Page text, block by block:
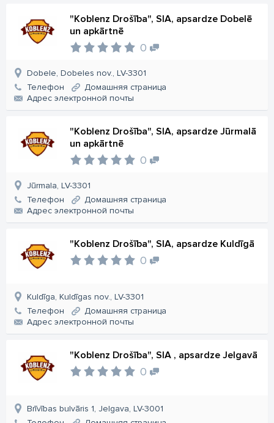
"Koblenz Drošība", SIA, apsardze Dobelē
un apkārtnē
0
Dobele, Dobeles nov., LV-3301
Телефон
Домашняя страница
Aдрес электронной почты
"Koblenz Drošība", SIA, apsardze Jūrmalā
un apkārtnē
0
Jūrmala, LV-3301
Телефон
Домашняя страница
Aдрес электронной почты
"Koblenz Drošība", SIA, apsardze Kuldīgā
0
Kuldīga, Kuldīgas nov., LV-3301
Телефон
Домашняя страница
Aдрес электронной почты
"Koblenz Drošība", SIA , apsardze Jelgavā
0
Brīvības bulvāris 1, Jelgava, LV-3001